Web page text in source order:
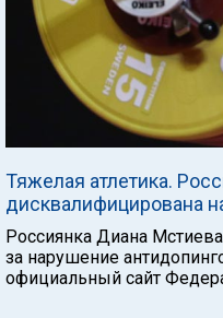
Тяжелая атлетика.
дисквалифицирована
Россиянка Диана
за нарушение
официальный сайт